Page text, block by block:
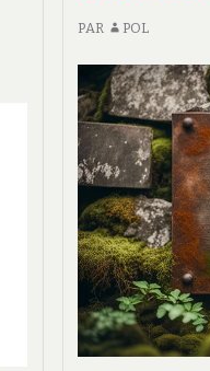
PAR POL